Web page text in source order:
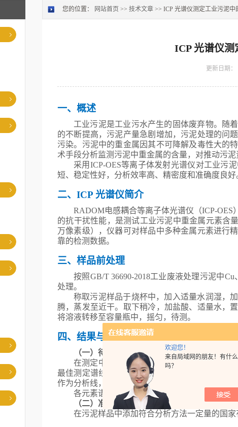
欢迎您！
来自局域网的朋友！有什
吗？
您的位置： 网站首页 >> 技术文章 >> ICP 光谱仪测定工业污泥中
ICP 光谱仪测
更新日期：
一、概述
工业污泥是工业污水产生的固体废弃物。随
的不断提高，污泥产量急剧增加，污泥处理的问
污染。污泥中的重金属因其不可降解及毒性大的
术手段分析监测污泥中重金属的含量，对推动污泥
采用 ICP-OES等离子体发射光谱仪对工业污
短、稳定性好，分析效率高、精密度和准确度良好
二、 ICP 光谱仪简介
RADOM电感耦合等离子体光谱仪（ICP-OES
的抗干扰性能，是测试工业污泥中重金属元素含
万像素级），仪器可对样品中多种金属元素进行
靠的检测数据。
三、样品前处理
按照GB/T 36690-2018工业废液处理污泥中Cu
处理。
称取污泥样品于烧杯中，加入适量水润湿，
腾，蒸发至近干。取下稍冷，加盐酸、适量水，
将溶液转移至容量瓶中，摇匀，待测。
四、结果与讨论
（一）待测元素谱线选择
在测定中，遵循低含量元素用灵敏线，高含
最佳测定谱线。由于已进行基体匹配，只考虑光
作为分析线，为提高灵敏度，对多数低含量分析元
各元素谱图和标准曲线相关系数，符合方法要
（二）准确度
在污泥样品中添加符合分析方法一定量的国